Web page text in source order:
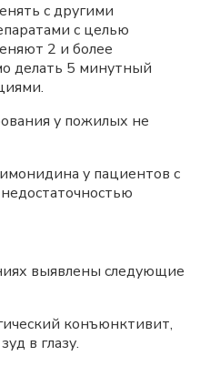
с другими
с целью
2 и более
делать 5 минутный
у пожилых не
у пациентов с
выявлены следующие
конъюнктивит,
в глазу.